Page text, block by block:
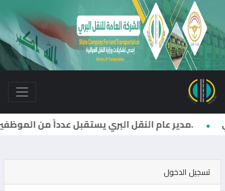
مدير عام النقل البري يستقبل عدداً من الموظفين والمراجعين.
تسجيل الدخول